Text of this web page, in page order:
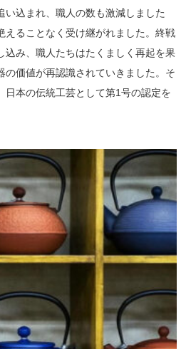
い込まれ、職人の数も激減しました
えることなく受け継がれました。終戦
込み、職人たちはたくましく再起を果
の価値が再認識されていきました。そ
日本の伝統工芸として第1号の認定を